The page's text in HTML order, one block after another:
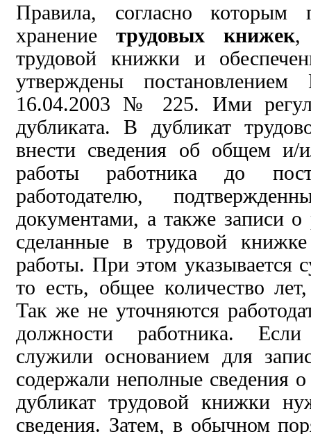
Правила, согласно которым
хранение трудовых книжек,
трудовой книжки и
утверждены
16.04.2003 № 225. Ими
дубликата. В дубликат
внести сведения об общем и/
работы работника до
работодателю,
документами, а также записи о
сделанные в трудовой книжке
работы. При этом указывается
то есть, общее количество
Так же не уточняются
должности работника.
служили основанием для
содержалинеполные сведения
дубликат трудовой книжки
сведения. Затем, в обычном